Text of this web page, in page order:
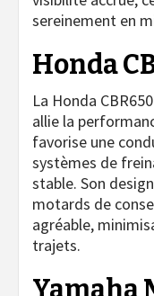
sereinement en
Honda
La Honda
allie la
favorise une
systèmes de
stable. Son
motards de
agréable,
trajets.